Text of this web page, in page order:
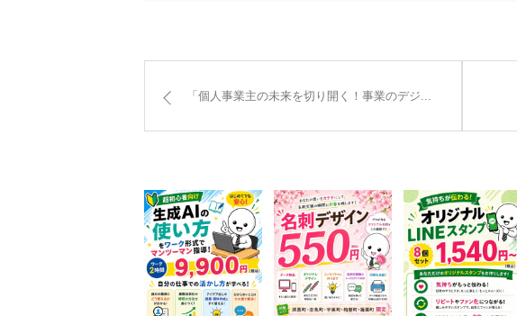
「個人事業主の未来を切り開く！事業のデジ...